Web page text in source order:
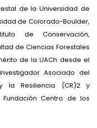
de la Universidad de
de Colorado-Boulder,
de Conservación,
de Ciencias Forestales
de la UACh desde el
Asociado del
la Resiliencia (CR)2 y
Centro de los